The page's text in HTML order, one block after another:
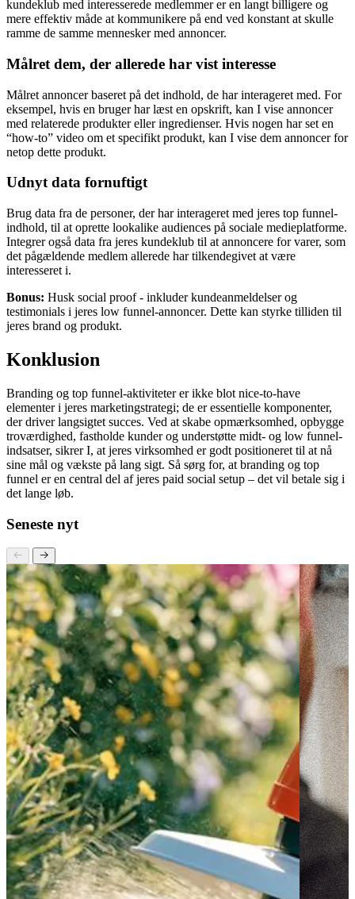
Brug lead ads til at hverve medlemmer til jeres kundeklub eller
nyhedsbrev, som I senere kan konvertere til kunder. At have en stor
kundeklub med interesserede medlemmer er en langt billigere og
ramme de samme mennesker med annoncer.
Målret dem, der allerede har vist interesse
Målret annoncer baseret på det indhold, de har interageret med. For
eksempel, hvis en bruger har læst en opskrift, kan I vise annoncer
med relaterede produkter eller ingredienser. Hvis nogen har set en
netop dette produkt.
Udnyt data fornuftigt
Brug data fra de personer, der har interageret med jeres top funnel-
indhold, til at oprette lookalike audiences på sociale medieplatforme.
Integrer også data fra jeres kundeklub til at annoncere for varer, som
interesseret i.
Bonus:Husk social proof - inkluder kundeanmeldelser og
jeres brand og produkt.
Konklusion
Branding og top funnel-aktiviteter er ikke blot nice-to-have
elementer i jeres marketingstrategi; de er essentielle komponenter,
der driver langsigtet succes. Ved at skabe opmærksomhed, opbygge
troværdighed, fastholde kunder og understøtte midt- og low funnel-
indsatser, sikrer I, at jeres virksomhed er godt positioneret til at nå
sine mål og vækste på lang sigt. Så sørg for, at branding og top
det lange løb.
Seneste nyt